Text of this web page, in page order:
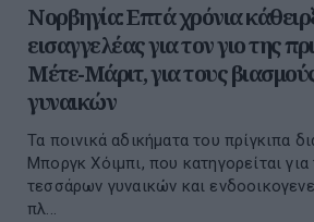
Νορβηγία: Επτά χρόνια
εισαγγελέας για τον γιο της
Μέτε-Μάριτ, για τους
γυναικών
Τα ποινικά αδικήματα του πρίγκιπα
Μποργκ Χόιμπι, που κατηγορείται
τεσσάρων γυναικών και
πλ...